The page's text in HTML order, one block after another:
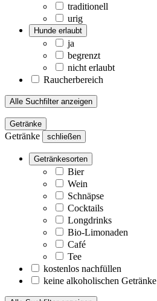
traditionell
urig
Hunde erlaubt
ja
begrenzt
nicht erlaubt
Raucherbereich
Alle Suchfilter anzeigen
Getränke
Getränke schließen
Getränkesorten
Bier
Wein
Schnäpse
Cocktails
Longdrinks
Bio-Limonaden
Café
Tee
kostenlos nachfüllen
keine alkoholischen Getränke